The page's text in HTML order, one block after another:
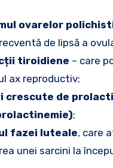
ovarelor
de lipsă a
tiroidiene – care
ax reproductiv;
crescute de
;
fazei luteale, care
unei sarcini la